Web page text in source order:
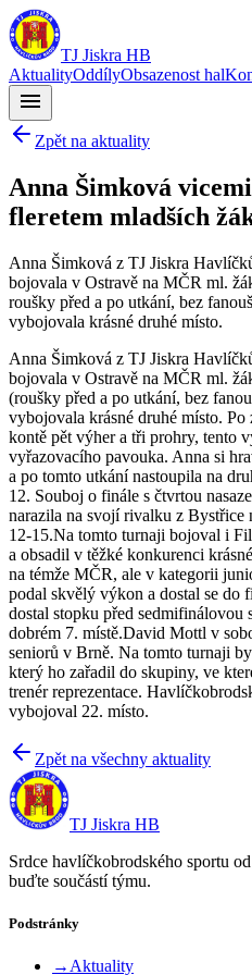
TJ Jiskra HB
AktualityOddílyObsazenost hal
menu
Zpět na aktuality
Anna Šimková
fleretem mladších
Anna Šimková z TJ Jiskra
bojovala v Ostravě na MČR ml.
roušky před a po utkání, bez
vybojovala krásné druhé místo.
Anna Šimková z TJ Jiskra
bojovala v Ostravě na MČR ml.
(roušky před a po utkání, bez
vybojovala krásné druhé místo.
kontě pět výher a tři prohry, tento
vyřazovacího pavouka. Anna si
a po tomto utkání nastoupila na
12. Souboj o finále s čtvrtou
narazila na svojí rivalku z Bystřice
12-15.Na tomto turnaji bojoval i
a obsadil v těžké konkurenci
na témže MČR, ale v kategorii
podal skvělý výkon a dostal se do
dostal stopku před sedmifinálovou
dobrém 7. místě.David Mottl v
seniorů v Brně. Na tomto turnaji
který ho zařadil do skupiny, ve
trenér reprezentace.
vybojoval 22. místo.
Zpět na všechny aktuality
TJ Jiskra HB
Srdce havlíčkobrodského sportu
buďte součástí týmu.
Podstránky
→ Aktuality